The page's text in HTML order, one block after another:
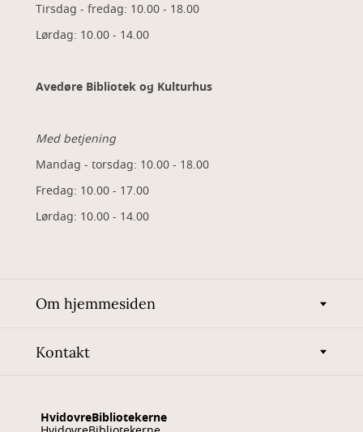
Tirsdag - fredag: 10.00 - 18.00
Lørdag: 10.00 - 14.00
Avedøre Bibliotek og Kulturhus
Med betjening
Mandag - torsdag: 10.00 - 18.00
Fredag: 10.00 - 17.00
Lørdag: 10.00 - 14.00
Om hjemmesiden
Kontakt
HvidovreBibliotekerne